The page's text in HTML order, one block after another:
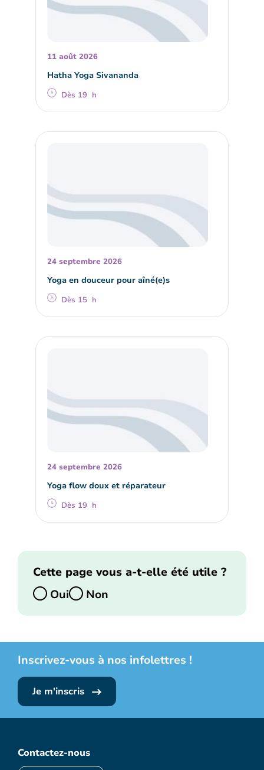
11 août 2026
Hatha Yoga Sivananda
Dès 19 h
24 septembre 2026
Yoga en douceur pour aîné(e)s
Dès 15 h
24 septembre 2026
Yoga flow doux et réparateur
Dès 19 h
Cette page vous a-t-elle été utile ?
Oui
Non
Inscrivez-vous à nos infolettres !
Je m'inscris
Contactez-nous